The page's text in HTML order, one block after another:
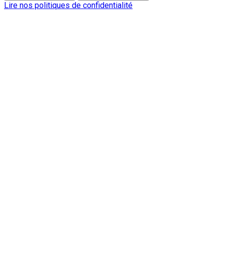
Lire nos politiques de confidentialité